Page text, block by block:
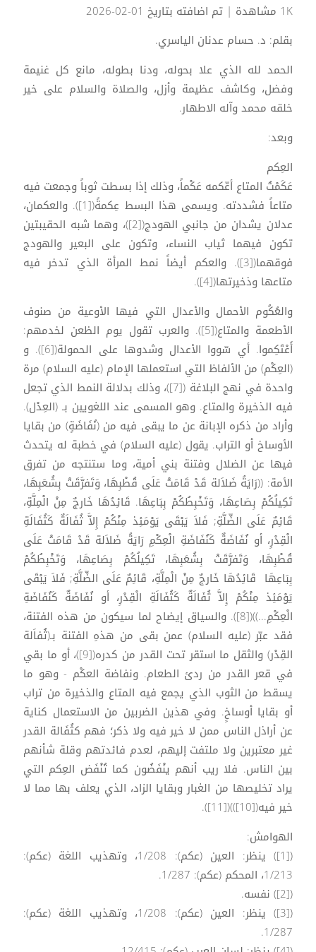
1K مشاهدة
| تم اضافته بتاريخ 01-02-2026
بقلم: د. حسام عدنان الياسري.
الحمد لله الذي علا بحوله، ودنا بطوله، مانع كل غنيمة
وفضل، وكاشف عظيمة وأزل، والصلاة والسلام على خير
خلقه محمد وآله الاطهار.
وبعد:
العِكم
عَكَمْتُ المتاع أعّكمه عَكْماً، وذلك إذا بسطت ثوباً وجمعت فيه
متاعاً فشددته. ويسمى هذا البسط عِكمةً([1]). والعكمان،
عدلان يشدان من جانبي الهودج([2])، وهما شبه الحقيبتين
تكون فيهما ثياب النساء، وتكون على البعير والهودج
فوقهما([3]). والعكم أيضاً نمط المرأة الذي تدخر فيه
متاعها وذخيرتها([4]).
والعُكُوم الأحمال والأعدال التي فيها الأوعية من صنوف
الأطعمة والمتاع([5]). والعرب تقول يوم الظعن لخدمهم:
أَعْتَكِموا. أي سّووا الأعدال وشدوها على الحمولة([6]). و
(العِكْم) من الألفاظ التي استعملها الإمام (عليه السلام) مرة
واحدة في نهج البلاغة ([7])، وذلك بدلالة النمط الذي تجعل
فيه الذخيرة والمتاع. وهو المسمى عند اللغويين بـ (العِدْل).
وأراد من ذكره الإبانة عن ما يبقى فيه من (نُفَاضَةٍ) من بقايا
الأوساخ أو التراب. يقول (عليه السلام) في خطبة له يتحدث
فيها عن الضلال وفتنة بني أمية، وما ستنتجه من تفرق
الأمة: ((رَايَةُ ضَلاَلة قَدْ قَامَتْ عَلَى قُطْبِهَا، وَتَفرَّقَتْ بِشُعَبِهَا،
تَكِيلُكُمْ بِصَاعِهَا، وَتَخْبِطُكُمْ بِبَاعِهَا. قَائِدُهَا خَارجٌ مِنْ الْمِلَّةِ،
قَائِمٌ عَلَى الضِّلَّةِ; فَلاَ يَبْقَى يَوْمَئِذ مِنْكُمْ إِلاَّ ثُفَالَةٌ كَثُفَالَةِ
الْقِدْرِ، أو نُفَاضَةٌ كَنُفَاضَةِ الْعِكْمِ رَايَةُ ضَلاَلة قَدْ قَامَتْ عَلَى
قُطْبِهَا، وَتَفرَّقَتْ بِشُعَبِهَا، تَكِيلُكُمْ بِصَاعِهَا، وَتَخْبِطُكُمْ
بِبَاعِهَا قَائِدُهَا خَارجٌ مِنْ الْمِلَّةِ، قَائِمٌ عَلَى الضِّلَّةِ; فَلاَ يَبْقَى
يَوْمَئِذ مِنْكُمْ إِلاَّ ثُفَالَةٌ كَثُفَالَةِ الْقِدْرِ، أو نُفَاضَةٌ كَنُفَاضَةِ
الْعِكْمِ...))([8]). والسياق إيضاح لما سيكون من هذه الفتنة،
فقد عبّر (عليه السلام) عمن بقى من هذهِ الفتنة بـ(ثُفاَلة
القِدْر) والثقل ما استقر تحت القدر من كدره([9])، أو ما بقي
في قعر القدر من ردئ الطعام. ونفاضة العكْم - وهو ما
يسقط من الثوب الذي يجمع فيه المتاع والذخيرة من تراب
أو بقايا أوساخٍ. وفي هذين الضربين من الاستعمال كناية
عن أراذل الناس ممن لا خير فيه ولا ذكر؛ فهم كثُفَالة القدر
غير معتبرين ولا ملتفت إليهم، لعدم فائدتهم وقلة شأنهم
بين الناس. فلا ريب أنهم ينْفَضُون كما تُنْفَض العِكم التي
يراد تخليصها من الغبار وبقايا الزاد، الذي يعلف بها مما لا
خير فيه([10]))([11]).
الهوامش:
([1]) ينظر: العين (عكم): 1/208، وتهذيب اللغة (عكم):
1/213، المحكم (عكم): 1/287.
([2]) نفسه.
([3]) ينظر: العين (عكم): 1/208، وتهذيب اللغة (عكم):
1/287.